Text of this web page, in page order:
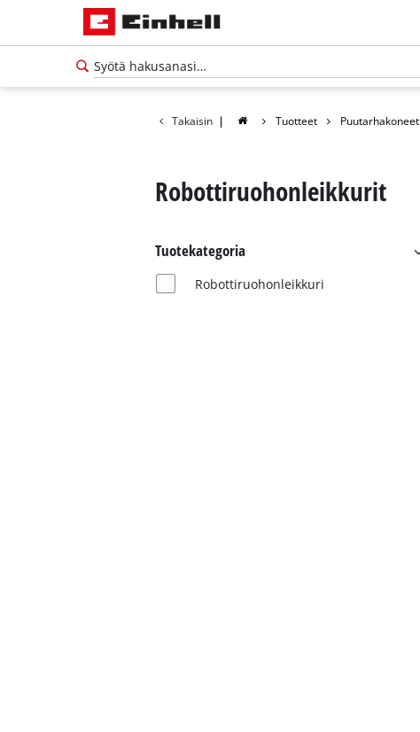
Takaisin | Tuotteet Puutarhakoneet
Robottiruohonleikkurit
Tuotekategoria
Robottiruohonleikkuri